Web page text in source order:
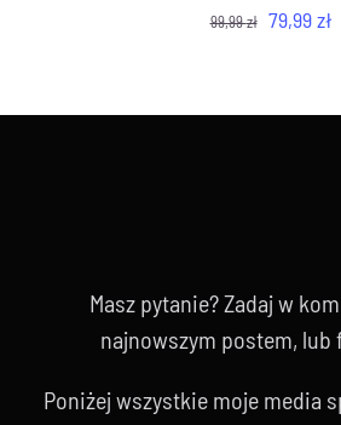
99,99zł 79,99zł
Masz pytanie? Zadaj w
najnowszym postem, lub
Poniżej wszystkie moje media